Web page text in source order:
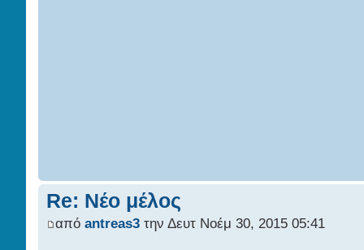
Re: Νέο μέλος
από antreas3την Δευτ Νοέμ 30, 2015 05:41